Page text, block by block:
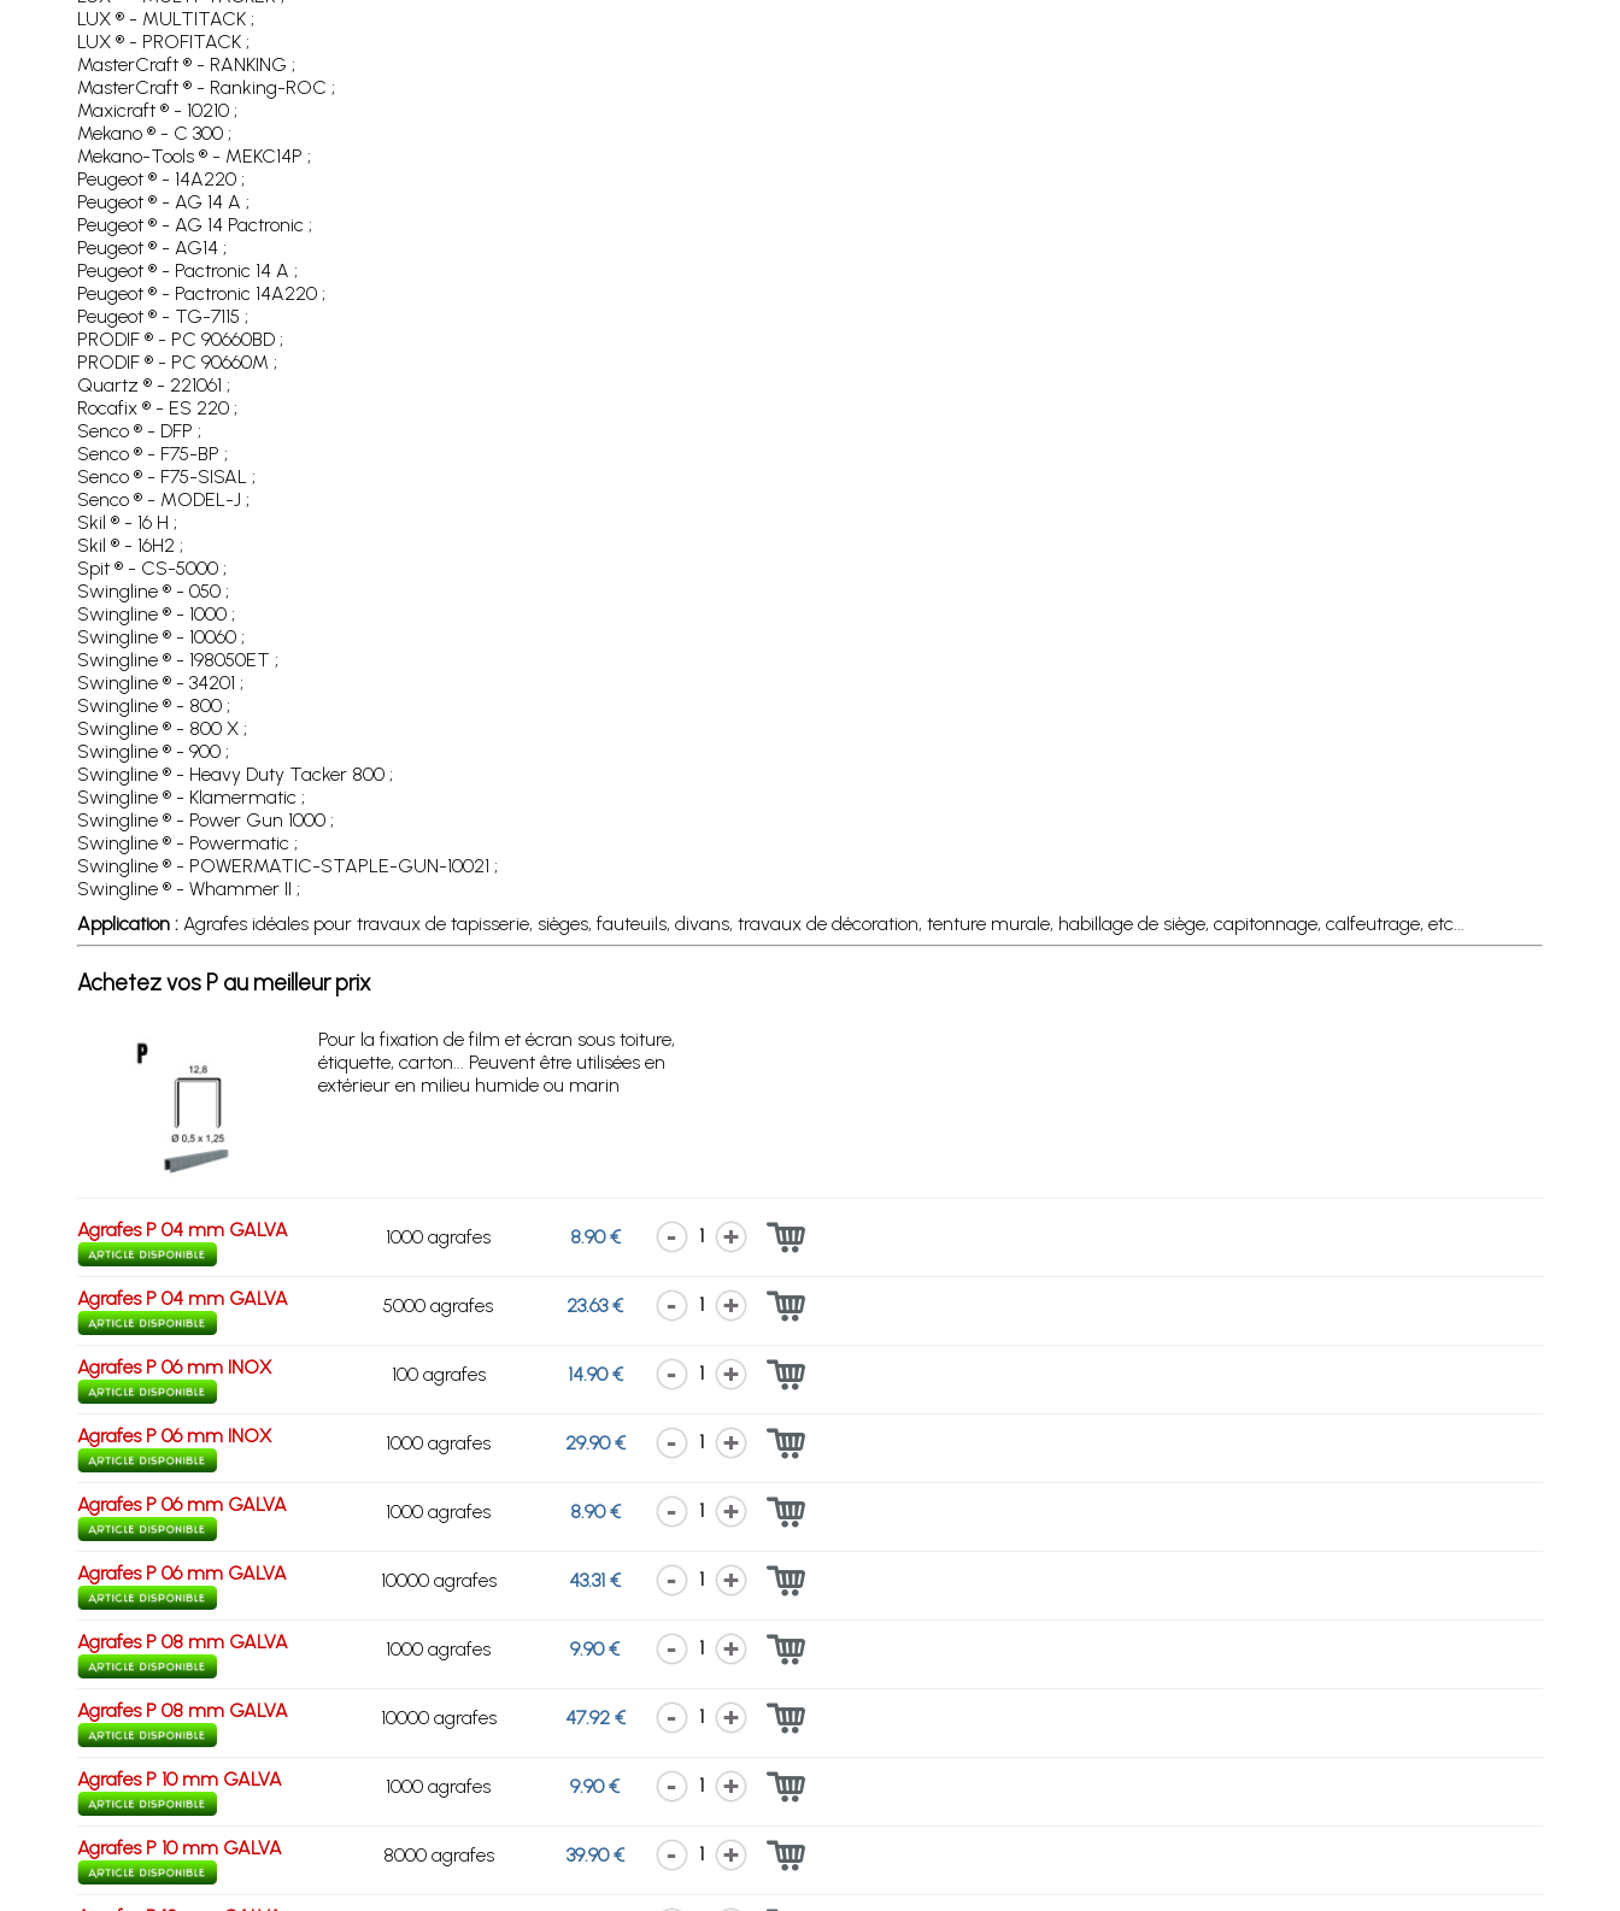
LUX ® - MULTITACK ;
LUX ® - PROFITACK ;
MasterCraft ® - RANKING ;
MasterCraft ® - Ranking-ROC ;
Maxicraft ® - 10210 ;
Mekano ® - C 300 ;
Mekano-Tools ® - MEKC14P ;
Peugeot ® - 14A220 ;
Peugeot ® - AG 14 A ;
Peugeot ® - AG 14 Pactronic ;
Peugeot ® - AG14 ;
Peugeot ® - Pactronic 14 A ;
Peugeot ® - Pactronic 14A220 ;
Peugeot ® - TG-7115 ;
PRODIF ® - PC 90660BD ;
PRODIF ® - PC 90660M ;
Quartz ® - 221061 ;
Rocafix ® - ES 220 ;
Senco ® - DFP ;
Senco ® - F75-BP ;
Senco ® - F75-SISAL ;
Senco ® - MODEL-J ;
Skil ® - 16 H ;
Skil ® - 16H2 ;
Spit ® - CS-5000 ;
Swingline ® - 050 ;
Swingline ® - 1000 ;
Swingline ® - 10060 ;
Swingline ® - 198050ET ;
Swingline ® - 34201 ;
Swingline ® - 800 ;
Swingline ® - 800 X ;
Swingline ® - 900 ;
Swingline ® - Heavy Duty Tacker 800 ;
Swingline ® - Klamermatic ;
Swingline ® - Power Gun 1000 ;
Swingline ® - Powermatic ;
Swingline ® - POWERMATIC-STAPLE-GUN-10021 ;
Swingline ® - Whammer II ;
Application :Agrafes idéales pour travaux de tapisserie, sièges, fauteuils, divans, travaux de décoration, tenture murale, habillage de siège, capitonnage, calfeutrage, etc...
Achetez vos P au meilleur prix
Pour la fixation de film et écran sous toiture,
étiquette, carton... Peuvent être utilisées en
extérieur en milieu humide ou marin
Agrafes P 04 mm GALVA 1000 agrafes 8.90 € 1
Agrafes P 04 mm GALVA 5000 agrafes 23.63 € 1
Agrafes P 06 mm INOX 100 agrafes 14.90 € 1
Agrafes P 06 mm INOX 1000 agrafes 29.90 € 1
Agrafes P 06 mm GALVA 1000 agrafes 8.90 € 1
Agrafes P 06 mm GALVA 10000 agrafes 43.31 € 1
Agrafes P 08 mm GALVA 1000 agrafes 9.90 € 1
Agrafes P 08 mm GALVA 10000 agrafes 47.92 € 1
Agrafes P 10 mm GALVA 1000 agrafes 9.90 € 1
Agrafes P 10 mm GALVA 8000 agrafes 39.90 € 1